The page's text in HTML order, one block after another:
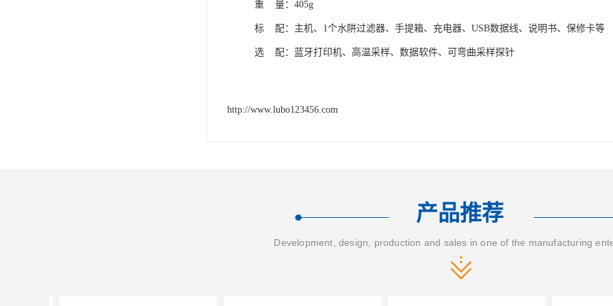
重 量：405g
标 配：主机、1个水阱过滤器、手提箱、充电器、USB数据线、说明书、保修卡等
选 配：蓝牙打印机、高温采样、数据软件、可弯曲采样探针
http://www.lubo123456.com
产品推荐
Development, design, production and sales in one of the manufacturing